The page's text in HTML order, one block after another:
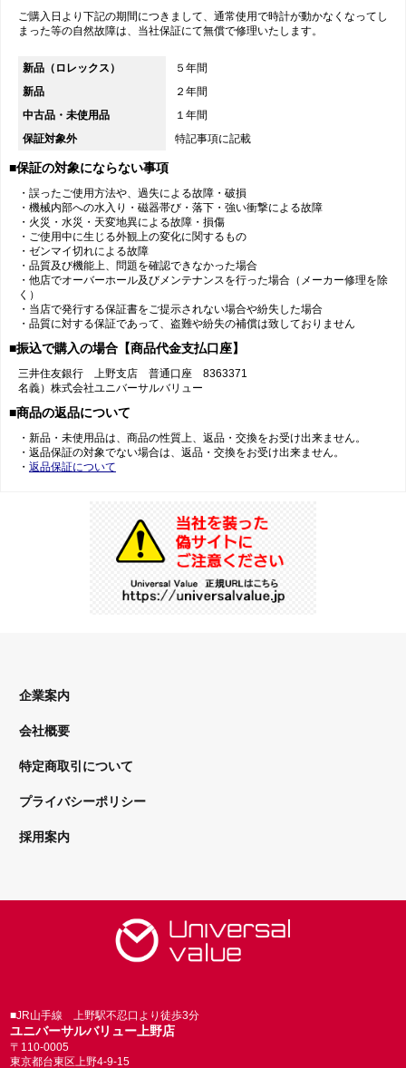
ご購入日より下記の期間につきまして、通常使用で時計が動かなくなってし
まった等の自然故障は、当社保証にて無償で修理いたします。
新品（ロレックス）
５年間
新品
２年間
中古品・未使用品
１年間
保証対象外
特記事項に記載
■保証の対象にならない事項
・誤ったご使用方法や、過失による故障・破損
・機械内部への水入り・磁器帯び・落下・強い衝撃による故障
・火災・水災・天変地異による故障・損傷
・ご使用中に生じる外観上の変化に関するもの
・ゼンマイ切れによる故障
・品質及び機能上、問題を確認できなかった場合
・他店でオーバーホール及びメンテナンスを行った場合（メーカー修理を除
く）
・当店で発行する保証書をご提示されない場合や紛失した場合
・品質に対する保証であって、盗難や紛失の補償は致しておりません
■振込で購入の場合【商品代金支払口座】
三井住友銀行 上野支店 普通口座 8363371
名義）株式会社ユニバーサルバリュー
■商品の返品について
・新品・未使用品は、商品の性質上、返品・交換をお受け出来ません。
・返品保証の対象でない場合は、返品・交換をお受け出来ません。
・ 返品保証について
企業案内
会社概要
特定商取引について
プライバシーポリシー
採用案内
■JR山手線 上野駅不忍口より徒歩3分
ユニバーサルバリュー上野店
〒110-0005
東京都台東区上野4-9-15